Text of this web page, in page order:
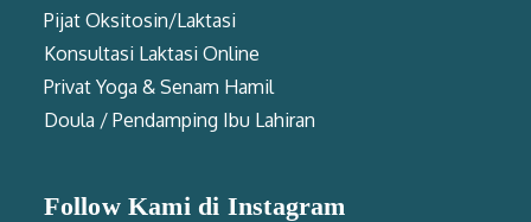
Pijat Oksitosin/Laktasi
Konsultasi Laktasi Online
Privat Yoga & Senam Hamil
Doula / Pendamping Ibu Lahiran
Follow Kami di Instagram